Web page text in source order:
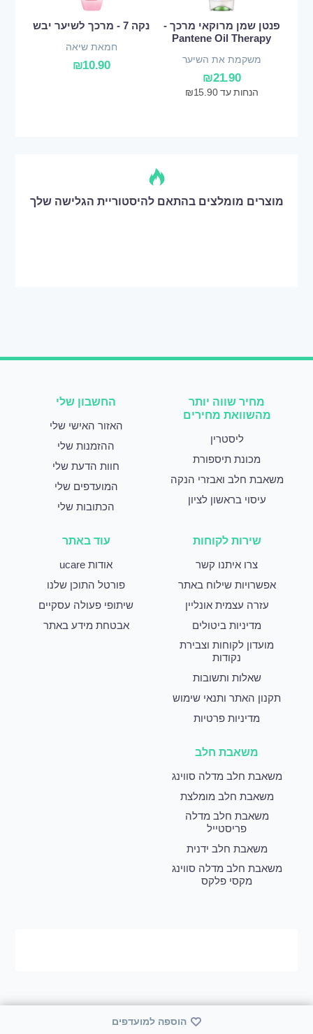
הוספה למועדפים
פנטן שמן מרוקאי מרכך -
Pantene Oil Therapy
משקמת את השיער
₪21.90
הנחות עד ₪15.90
נקה 7 - מרכך לשיער יבש
חמאת שיאה
₪10.90
מוצרים מומלצים בהתאם להיסטוריית הגלישה שלך
מחיר שווה יותר
מהשוואת מחירים
ליסטרין
מכונת תיספורת
משאבת חלב ואבזרי הנקה
עיסוי בראשון לציון
החשבון שלי
האזור האישי שלי
ההזמנות שלי
חוות הדעת שלי
המועדפים שלי
הכתובות שלי
שירות לקוחות
צרו איתנו קשר
אפשרויות שילוח באתר
עזרה עצמית אונליין
מדיניות ביטולים
מועדון לקוחות וצבירת
נקודות
שאלות ותשובות
תקנון האתר ותנאי שימוש
מדיניות פרטיות
עוד באתר
אודות ucare
פורטל התוכן שלנו
שיתופי פעולה עסקיים
אבטחת מידע באתר
משאבת חלב
משאבת חלב מדלה סווינג
משאבת חלב מומלצת
משאבת חלב מדלה
פריסטייל
משאבת חלב ידנית
משאבת חלב מדלה סווינג
מקסי פלקס